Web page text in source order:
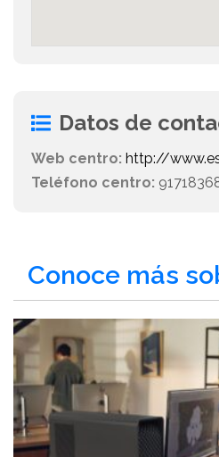
Datos de
Web centro: http://
Teléfono centro:
Conoce más